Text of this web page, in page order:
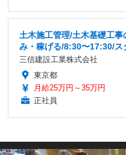
土木施工管理/土木基礎工
み・稼げる/8:30〜17:30/ス
三信建設工業株式会社
東京都
月給25万円～35万円
正社員